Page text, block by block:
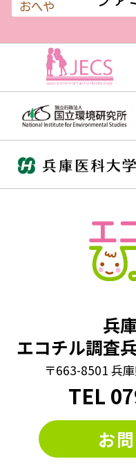
おへや
兵
エコチル調査
〒663-8501 兵
TEL
お